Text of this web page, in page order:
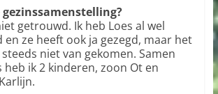
gezinssamenstelling?
getrouwd. Ik heb Loes al wel
en ze heeft ook ja gezegd, maar het
niet van gekomen. Samen
heb ik 2 kinderen, zoon Ot en